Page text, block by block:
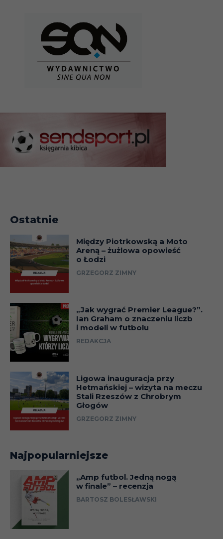
Ostatnie
Między Piotrkowską a Moto
Areną – żużlowa opowieść
o Łodzi
GRZEGORZ ZIMNY
„Jak wygrać Premier League?”.
Ian Graham o znaczeniu liczb
i modeli w futbolu
REDAKCJA
Ligowa inauguracja przy
Hetmańskiej – wizyta na meczu
Stali Rzeszów z Chrobrym
Głogów
GRZEGORZ ZIMNY
Najpopularniejsze
„Amp futbol. Jedną nogą
w finale” – recenzja
BARTOSZ BOLESŁAWSKI